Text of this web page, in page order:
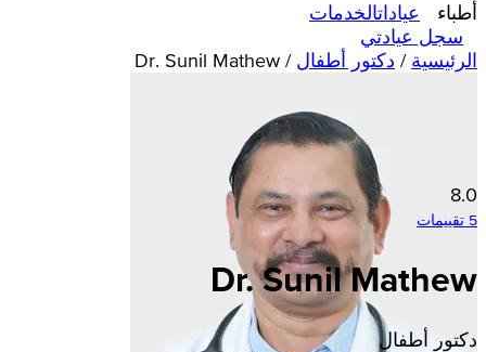
أطباء عياداتالخدمات
سجل عيادتي
الرئيسية / دكتور أطفال /
Dr. Sunil Mathew
8.0
5 تقييمات
Dr. Sunil Mathew
دكتور أطفال